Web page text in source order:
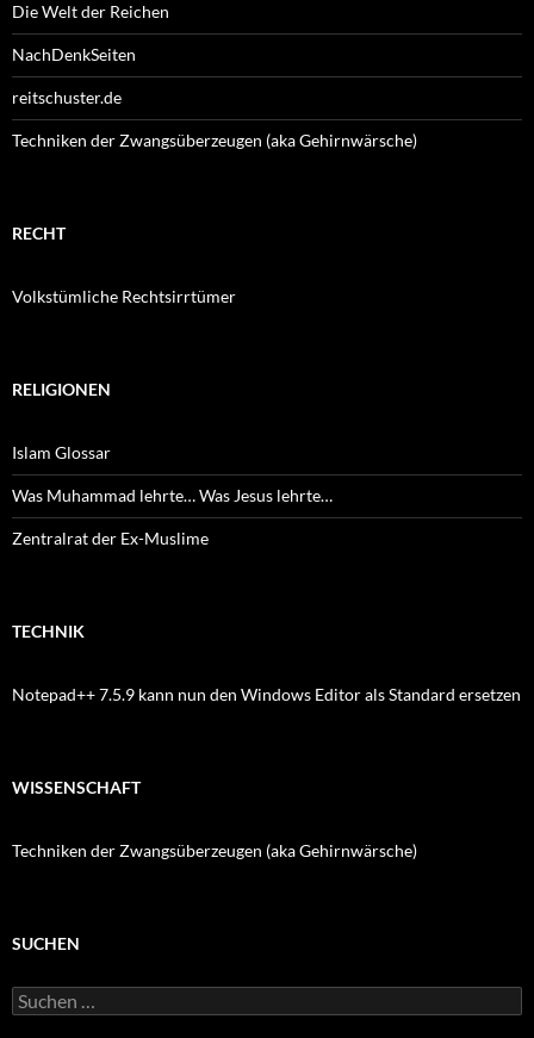
Die Welt der Reichen
NachDenkSeiten
reitschuster.de
Techniken der Zwangsüberzeugen (aka Gehirnwärsche)
RECHT
Volkstümliche Rechtsirrtümer
RELIGIONEN
Islam Glossar
Was Muhammad lehrte… Was Jesus lehrte…
Zentralrat der Ex-Muslime
TECHNIK
Notepad++ 7.5.9 kann nun den Windows Editor als Standard ersetzen
WISSENSCHAFT
Techniken der Zwangsüberzeugen (aka Gehirnwärsche)
SUCHEN
Suchen
nach: